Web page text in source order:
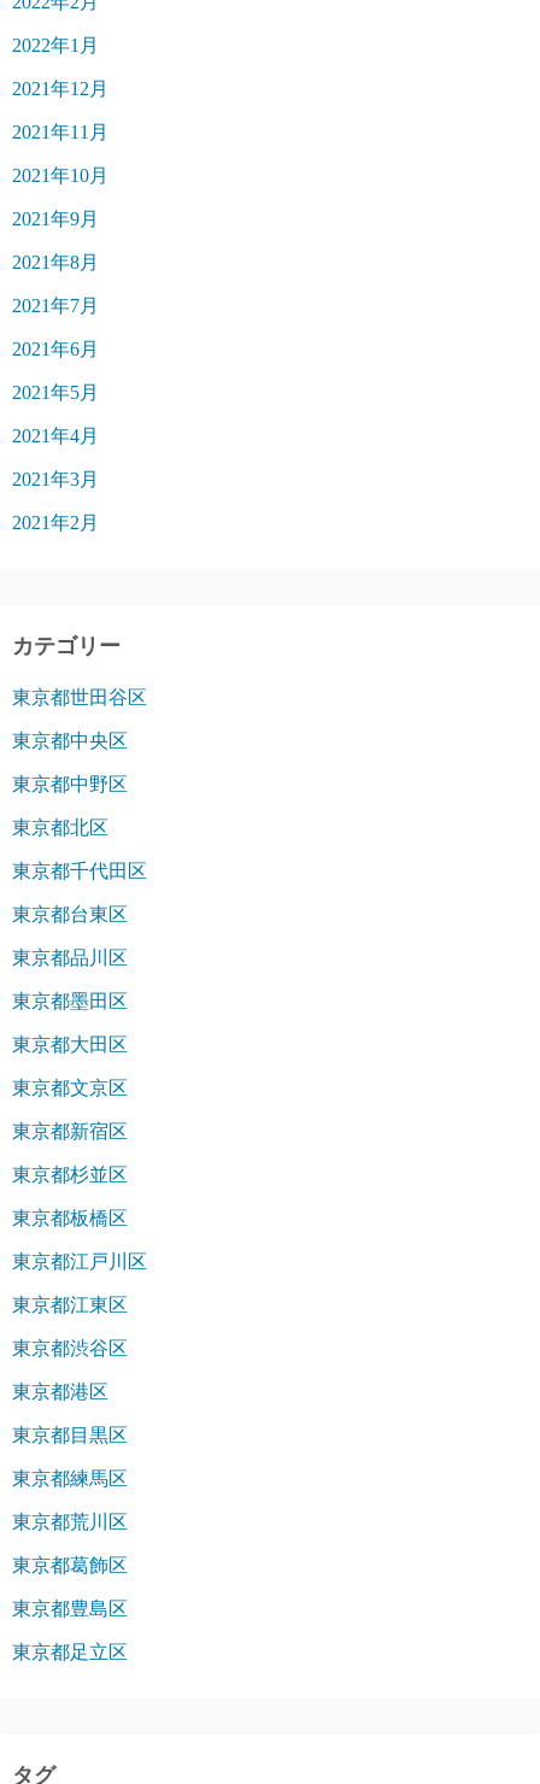
2022年1月
2021年12月
2021年11月
2021年10月
2021年9月
2021年8月
2021年7月
2021年6月
2021年5月
2021年4月
2021年3月
2021年2月
カテゴリー
東京都世田谷区
東京都中央区
東京都中野区
東京都北区
東京都千代田区
東京都台東区
東京都品川区
東京都墨田区
東京都大田区
東京都文京区
東京都新宿区
東京都杉並区
東京都板橋区
東京都江戸川区
東京都江東区
東京都渋谷区
東京都港区
東京都目黒区
東京都練馬区
東京都荒川区
東京都葛飾区
東京都豊島区
東京都足立区
タグ